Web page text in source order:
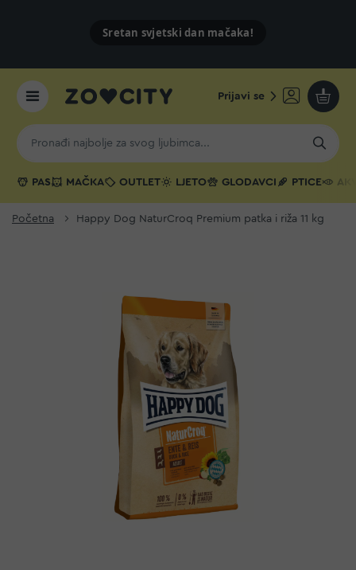
Sretan svjetski dan mačaka!
Prijavi se
Moja
PAS MAČKA OUTLET LJETO GLODAVCI PTICE
Početna Happy Dog NaturCroq Premium patka i riža 11 kg